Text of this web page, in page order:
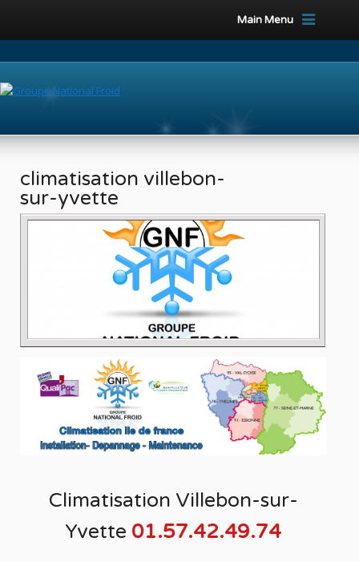
Main Menu
climatisation villebon-
sur-yvette
Climatisation Villebon-sur-
Yvette 01.57.42.49.74